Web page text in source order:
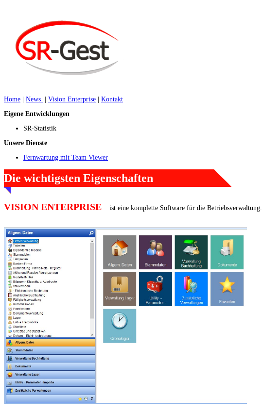
Home News Vision Enterprise
Kontakt
Eigene Entwicklungen
SR-Statistik
Unsere Dienste
Fernwartung mit Team Viewer
Die wichtigsten Eigenschaften
VISION ENTERPRISE ist eine komplette Software für die Betriebsverwaltung.